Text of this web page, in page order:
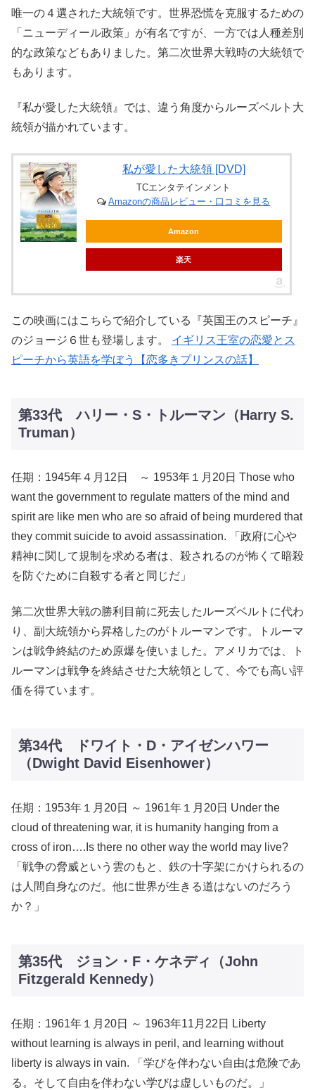
唯一の４選された大統領です。世界恐慌を克服するための
「ニューディール政策」が有名ですが、一方では人種差別
的な政策などもありました。第二次世界大戦時の大統領で
もあります。
『私が愛した大統領』では、違う角度からルーズベルト大
統領が描かれています。
私が愛した大統領 [DVD]
TCエンタテインメント
Amazonの商品レビュー・口コミを見る
Amazon
楽天
この映画にはこちらで紹介している『英国王のスピーチ』
のジョージ６世も登場します。 イギリス王室の恋愛とス
ピーチから英語を学ぼう【恋多きプリンスの話】
第33代 ハリー・S・トルーマン（Harry S.
Truman）
任期：1945年４月12日 ～ 1953年１月20日 Those who
want the government to regulate matters of the mind and
spirit are like men who are so afraid of being murdered that
they commit suicide to avoid assassination. 「政府に心や
精神に関して規制を求める者は、殺されるのが怖くて暗殺
を防ぐために自殺する者と同じだ」
第二次世界大戦の勝利目前に死去したルーズベルトに代わ
り、副大統領から昇格したのがトルーマンです。トルーマ
ンは戦争終結のため原爆を使いました。アメリカでは、ト
ルーマンは戦争を終結させた大統領として、今でも高い評
価を得ています。
第34代 ドワイト・D・アイゼンハワー
（Dwight David Eisenhower）
任期：1953年１月20日 ～ 1961年１月20日 Under the
cloud of threatening war, it is humanity hanging from a
cross of iron….Is there no other way the world may live?
「戦争の脅威という雲のもと、鉄の十字架にかけられるの
は人間自身なのだ。他に世界が生きる道はないのだろう
か？」
第35代 ジョン・F・ケネディ（John
Fitzgerald Kennedy）
任期：1961年１月20日 ～ 1963年11月22日 Liberty
without learning is always in peril, and learning without
liberty is always in vain. 「学びを伴わない自由は危険であ
る。そして自由を伴わない学びは虚しいものだ。」